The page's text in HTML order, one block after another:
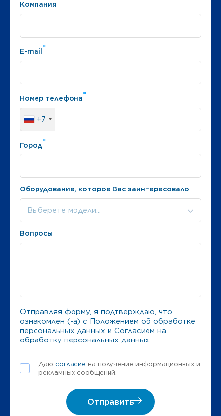
Компания
E-mail *
Номер телефона*
+7
Город*
Оборудование, которое Вас заинтересовало
Выберете модели...
Вопросы
Отправляя форму, я подтверждаю, что
ознакомлен (-а) с Положением об обработке
персональных данных и Согласием на
обработку персональных данных.
Даю согласие на получение информационных и
рекламных сообщений.
Отправить